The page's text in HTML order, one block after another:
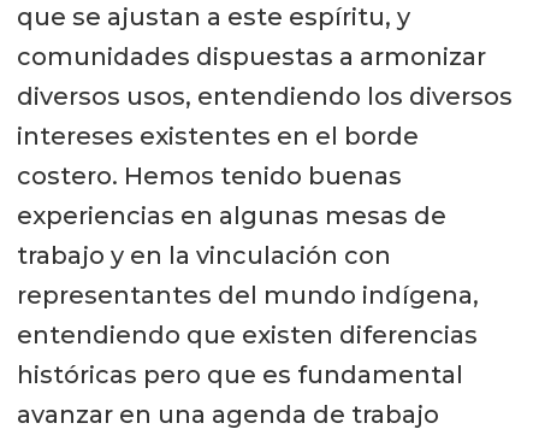
que se ajustan a este espíritu, y
comunidades dispuestas a armonizar
diversos usos, entendiendo los diversos
intereses existentes en el borde
costero. Hemos tenido buenas
experiencias en algunas mesas de
trabajo y en la vinculación con
representantes del mundo indígena,
entendiendo que existen diferencias
históricas pero que es fundamental
avanzar en una agenda de trabajo